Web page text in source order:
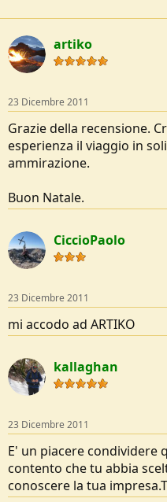
c
t
i
o
n
:
artiko
23 Dicembre 2011
Grazie della recensione.
esperienza il viaggio in
ammirazione.
Buon Natale.
CiccioPaolo
23 Dicembre 2011
mi accodo ad ARTIKO
kallaghan
23 Dicembre 2011
E' un piacere condividere
contento che tu abbia
conoscere la tua